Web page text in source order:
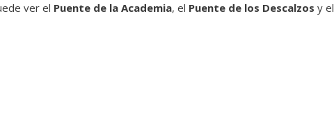
ver el Puente de la Academia, el Puente de los Descalzos y el